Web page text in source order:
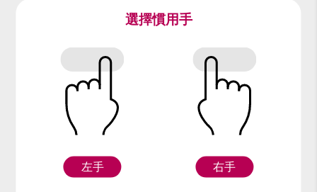
$160 $200
S M
XL
兒童
配件： 帽子、連身衣
選擇慣用手
左手 右手